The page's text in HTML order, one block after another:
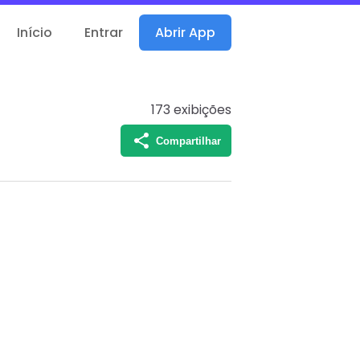
Início Entrar Abrir App
173 exibições
Compartilhar